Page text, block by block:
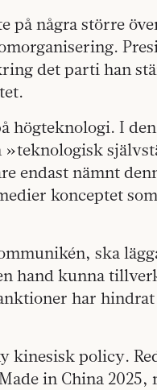
på några större
det parti han
högteknologi. I
»teknologisk
endast nämnt
konceptet
ska
hand kunna
har
kinesisk policy.
in China 2025,